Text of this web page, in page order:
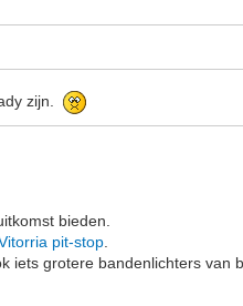
zijn.
bieden.
pit-stop
iets grotere bandenlichters van